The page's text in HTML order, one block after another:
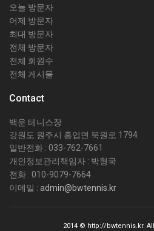
오늘 방문자
어제 방문자
최대 방문자
전체 방문자
전체 회원수
전체 게시물
Contact
백운 테니스장
강원도 원주시 흥업면 북원로 1794
일반전화 : 033-762-7661
개인정보관리책임자 : 박형국
전화 : 010-9079-7664
이메일 : admin@bwtennis.kr
2014 © http://bwtennis.kr.